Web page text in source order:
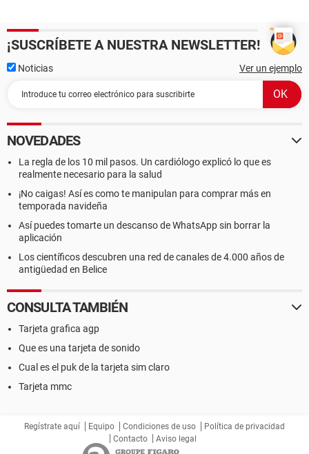
¡SUSCRÍBETE A NUESTRA NEWSLETTER!
Noticias Ver un ejemplo
NOVEDADES
La regla de los 10 mil pasos. Un cardiólogo explicó lo que es
realmente necesario para la salud
¡No caigas! Así es como te manipulan para comprar más en
temporada navideña
Así puedes tomarte un descanso de WhatsApp sin borrar la
aplicación
Los científicos descubren una red de canales de 4.000 años de
antigüedad en Belice
CONSULTA TAMBIÉN
Tarjeta grafica agp
Que es una tarjeta de sonido
Cual es el puk de la tarjeta sim claro
Tarjeta mmc
Regístrate aquí Equipo Condiciones de uso
Política de privacidad
Contacto
Aviso legal